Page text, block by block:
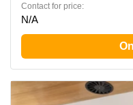
Contact for price:
N/A